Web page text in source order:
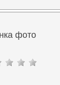
фото